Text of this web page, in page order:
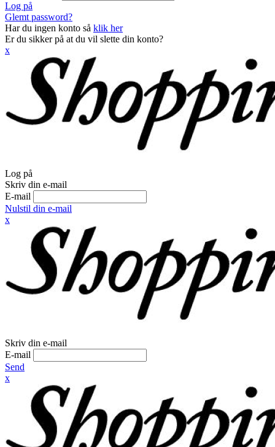
Log på
Glemt password?
Har du ingen konto så klik her
Er du sikker på at du vil slette din konto?
x
Log på
Skriv din e-mail
E-mail
Nulstil din e-mail
x
Skriv din e-mail
E-mail
Send
x